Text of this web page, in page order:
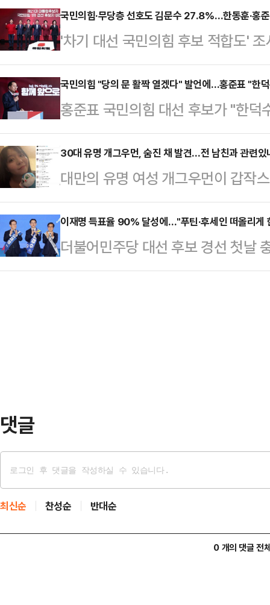
다.국민추대위에는 손학규 전 민주
등이 핵심 멤버로 참여할 가능성이
일 오전 10시 30분 서울프레스센
마를 요청할 예정이다.국민추대위
안팎에 몰아친 시련과 갈등을 지혜
후보로 추천한다"…
국민의힘·무당층 선호도 김문수 27.8%…한동훈·홍
'차기 대선 국민의힘 후보 적합도'
대상으로 했을 때 김문수 대선 경선
지경제신문 의뢰로 지난 16∼18일
에 따르면, 김 후보는 27.8%를 기
표 후보(17.9%), 나경원 후보
(1.7%), 이철우 후보(0.6%), 양향
응답은 4.7%였다.리얼미터 관계
국민의힘 "당의 문 활짝 열겠다" 발언에…홍준표 "한
홍준표 국민의힘 대선 후보가 "한
을) 그만두고 (국민의힘에) 입당했
일 권영세 국민의힘 비상대책위원
발언한 것과 관련해 "대선 때는 지
와야 한다. 반대할 생각은 추호도
전 비상대책위원회의에서 "국민의
"잠시 당을 떠났던 분, 다른 정당에
받겠다. 대…
30대 유명 개그우먼, 숨진 채 발견…전 남친과 관련있
대만의 유명 여성 개그우먼이 갑작
관련된 것 아니냐는 추측이 일고
르면, 대만 스탠드업 코미디언 천
옥상에서 발견됐다.신고를 받고 출
상태였다. 사망 원인은 아직 조사
이재명 득표율 90% 달성에…"푸틴·후세인 떠올리게
더불어민주당 대선 후보 경선 첫날
를 득표한데 이어 둘째날 영남권
댓글
최신순 찬성순 반대순
0 개의 댓글 전